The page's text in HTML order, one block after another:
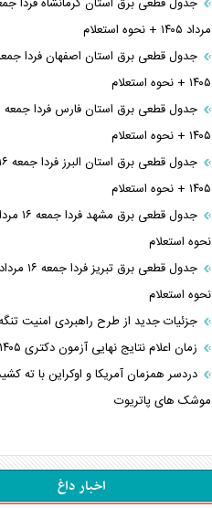
مرداد ۱۴۰۵ + نحوه استعلام
۱۴۰۵ + نحوه استعلام
۱۴۰۵ + نحوه استعلام
۱۴۰۵ + نحوه استعلام
نحوه استعلام
نحوه استعلام
جزئیات جدید از طرح راهبردی امنیت
زمان اعلام نتایج نهایی آزمون دکتری ۱۴۰۵
دردسر همزمان آمریکا و اوکراین با ته
موشک های پاتریوت
اخبار داغ